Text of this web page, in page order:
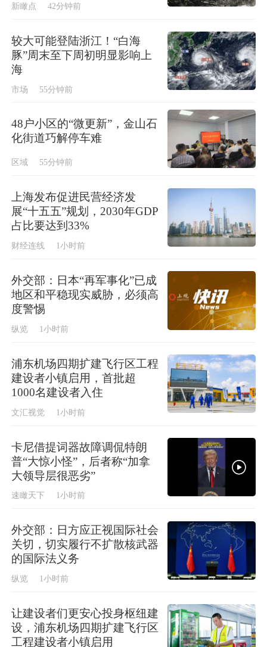
新瞰点 42分钟前
较大可能登陆浙江！“白海
豚”周末至下周初明显影响上
海
市场 55分钟前
48户小区的“微更新”，金山石
化街道巧解停车难
区域 55分钟前
上海发布促进民营经济发
展“十五五”规划，2030年GDP
占比要达到33%
财经连线 1小时前
外交部：日本“再军事化”已成
地区和平稳现实威胁，必须高
度警惕
纵览 1小时前
浦东机场四期扩建飞行区工程
建设者小镇启用，首批超
1000名建设者入住
文汇视觉 1小时前
卡尼借提词器故障调侃特朗
普“大惊小怪”，后者称“加拿
大领导层很恶劣”
速瞰天下 1小时前
外交部：日方应正视国际社会
关切，切实履行不扩散核武器
的国际法义务
纵览 1小时前
让建设者们更安心投身枢纽建
设，浦东机场四期扩建飞行区
工程建设者小镇启用